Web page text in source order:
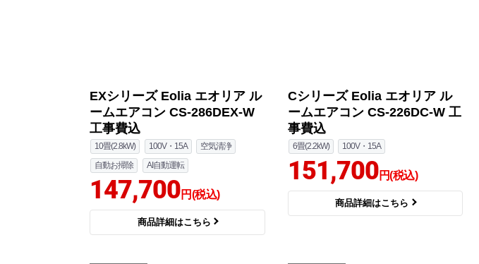
EXシリーズ Eolia エオリア ル
ームエアコン CS-286DEX-W
工事費込
10畳(2.8kW) 100V・15A
空気清浄
自動お掃除
AI自動運転
147,700円(税込)
商品詳細はこちら
Cシリーズ Eolia エオリア ル
ームエアコン CS-226DC-W 工
事費込
6畳(2.2kW) 100V・15A
151,700円(税込)
商品詳細はこちら